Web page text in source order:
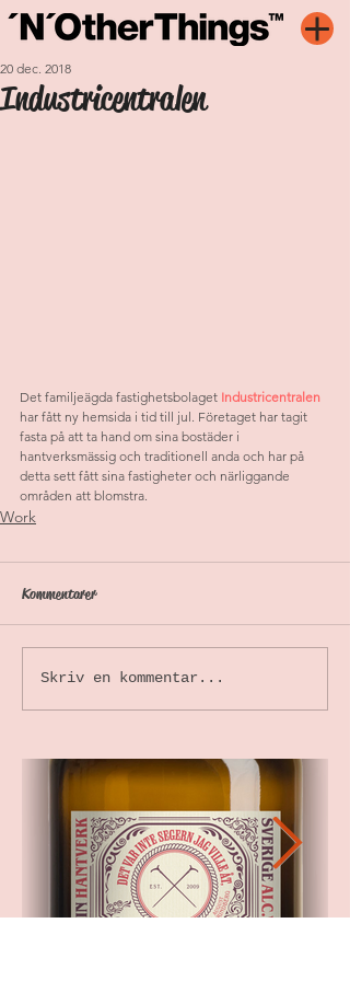
Industricentralen
20 dec. 2018
Det familjeägda fastighetsbolaget Industricentralen
har fått ny hemsida i tid till jul. Företaget har tagit
fasta på att ta hand om sina bostäder i
hantverksmässig och traditionell anda och har på
detta sett fått sina fastigheter och närliggande
områden att blomstra.
Work
Kommentarer
Skriv en kommentar...